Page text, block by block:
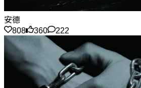
安德
808
360 222